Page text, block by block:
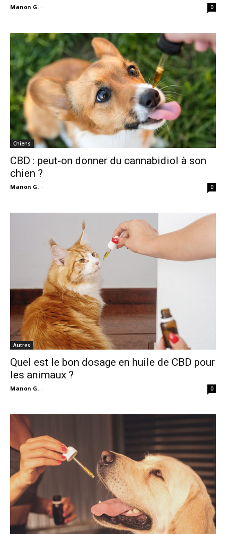
Manon G. - 0
Chiens
CBD : peut-on donner du cannabidiol à son
chien ?
Manon G. - 0
Autres
Quel est le bon dosage en huile de CBD pour
les animaux ?
Manon G. - 0